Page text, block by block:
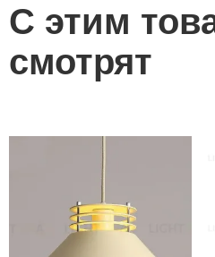
С этим
смотрят